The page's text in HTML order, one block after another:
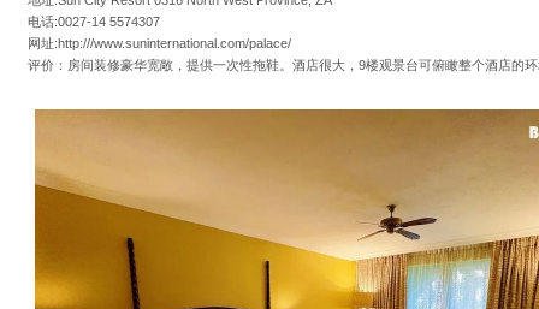
电话:0027-14 5574307
网址:http:///www.suninternational.com/palace/
评价：房间装修豪华宽敞，提供一次性拖鞋。酒店很大，9楼观景台可俯瞰整个酒店的